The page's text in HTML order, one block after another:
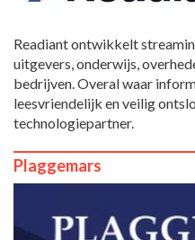
Readiant ontwikkelt
uitgevers, onderwijs,
bedrijven. Overal waar
leesvriendelijk en veilig
technologiepartner.
Plaggemars